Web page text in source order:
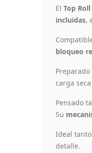
El Top
incluidas,
bloqueo
carga
Pensado
Su
Ideal
detalle.